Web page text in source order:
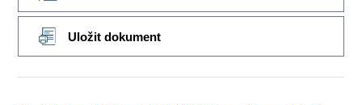
Uložit dokument